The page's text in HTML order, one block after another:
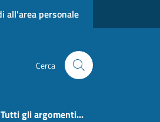
all'area personale
Cerca
Tutti gli argomenti...